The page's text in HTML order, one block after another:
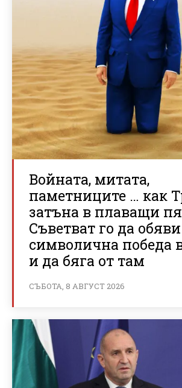
Войната, митата,
паметниците … как
затъна в плаващи
Съветват го да обяви
символична победа
и да бяга от там
СЪБОТА, 8 АВГУСТ 2026